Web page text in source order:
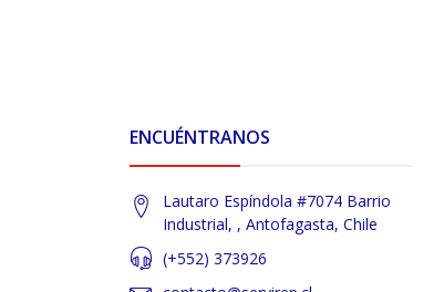
ENCUÉNTRANOS
Lautaro Espíndola #7074 Barrio
Industrial, , Antofagasta, Chile
(+552) 373926